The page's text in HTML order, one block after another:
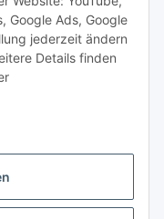
Google Ads, Google
jederzeit ändern
Details finden